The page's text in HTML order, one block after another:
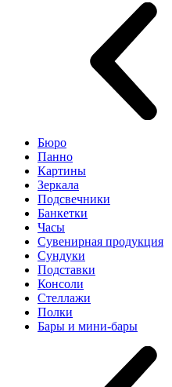
Бюро
Панно
Картины
Зеркала
Подсвечники
Банкетки
Часы
Сувенирная продукция
Сундуки
Подставки
Консоли
Стеллажи
Полки
Бары и мини-бары